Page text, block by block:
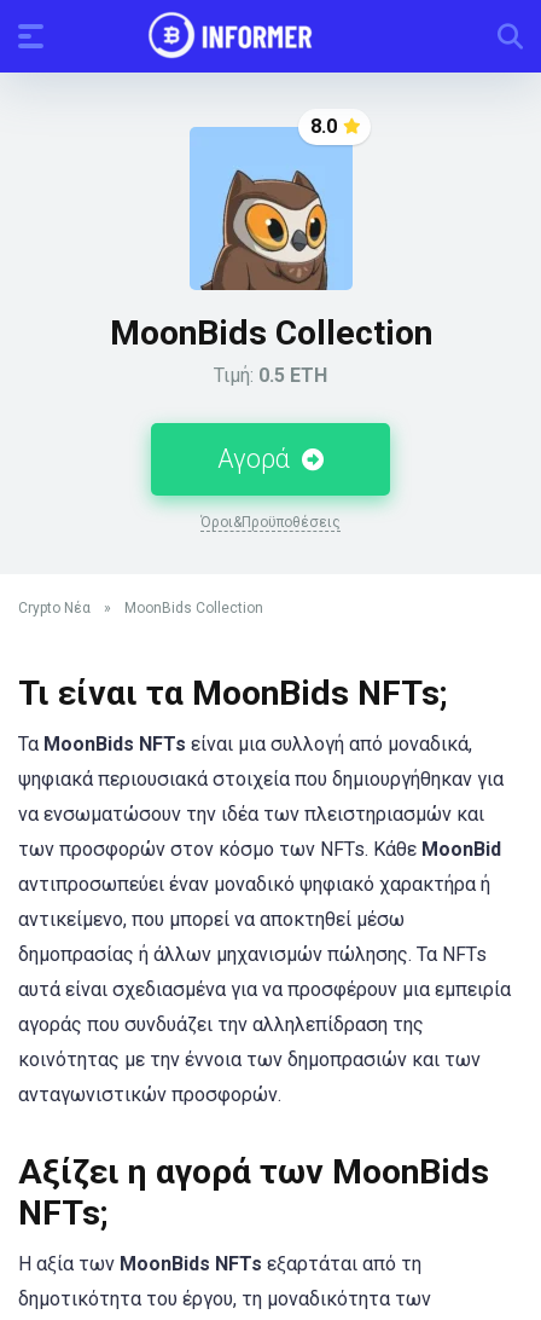
8.0
MoonBids Collection
Τιμή: 0.5 ETH
Αγορά
Όροι&Προϋποθέσεις
Crypto Νέα » MoonBids Collection
Τι είναι τα MoonBids NFTs;
Τα MoonBids NFTs είναι μια συλλογή από μοναδικά,
ψηφιακά περιουσιακά στοιχεία που δημιουργήθηκαν για
να ενσωματώσουν την ιδέα των πλειστηριασμών και
των προσφορών στον κόσμο των NFTs. Κάθε MoonBid
αντιπροσωπεύει έναν μοναδικό ψηφιακό χαρακτήρα ή
αντικείμενο, που μπορεί να αποκτηθεί μέσω
δημοπρασίας ή άλλων μηχανισμών πώλησης. Τα NFTs
αυτά είναι σχεδιασμένα για να προσφέρουν μια εμπειρία
αγοράς που συνδυάζει την αλληλεπίδραση της
κοινότητας με την έννοια των δημοπρασιών και των
ανταγωνιστικών προσφορών.
Αξίζει η αγορά των MoonBids
NFTs;
Η αξία των MoonBids NFTs εξαρτάται από τη
δημοτικότητα του έργου, τη μοναδικότητα των